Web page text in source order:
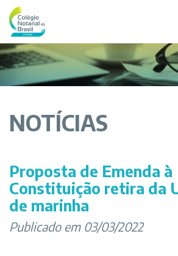
NOTÍCIAS
Proposta de Emenda à
Constituição retira da
de marinha
Publicado em 03/03/2022